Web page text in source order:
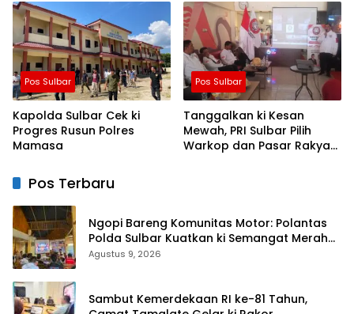
Pos Sulbar
Kapolda Sulbar Cek ki
Progres Rusun Polres
Mamasa
Pos Sulbar
Tanggalkan ki Kesan
Mewah, PRI Sulbar Pilih
Warkop dan Pasar Rakyat
Pos Terbaru
Ngopi Bareng Komunitas Motor: Polantas
Polda Sulbar Kuatkan ki Semangat Merah
Putih dan Keselamatan
Agustus 9, 2026
Sambut Kemerdekaan RI ke-81 Tahun,